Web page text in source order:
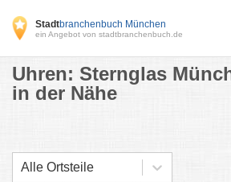
Stadtbranchenbuch München
ein Angebot von stadtbranchenbuch.de
Uhren: Sternglas
in der Nähe
Alle Ortsteile